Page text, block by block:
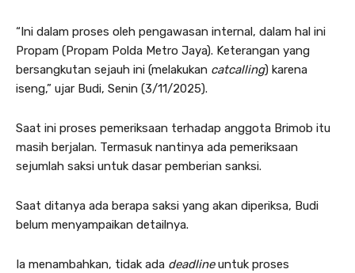
“Ini dalam proses oleh pengawasan internal, dalam hal ini
Propam (Propam Polda Metro Jaya). Keterangan yang
bersangkutan sejauh ini (melakukan catcalling) karena
iseng,” ujar Budi, Senin (3/11/2025).
Saat ini proses pemeriksaan terhadap anggota Brimob itu
masih berjalan. Termasuk nantinya ada pemeriksaan
sejumlah saksi untuk dasar pemberian sanksi.
Saat ditanya ada berapa saksi yang akan diperiksa, Budi
belum menyampaikan detailnya.
Ia menambahkan, tidak ada deadlineuntuk proses